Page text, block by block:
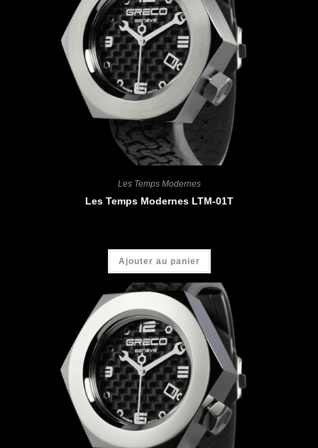
Les Temps Modernes
Les Temps Modernes LTM-01T
Ajouter au panier